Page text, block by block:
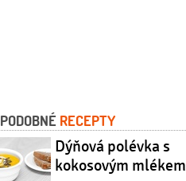
PODOBNÉ RECEPTY
Dýňová polévka s
kokosovým mlékem